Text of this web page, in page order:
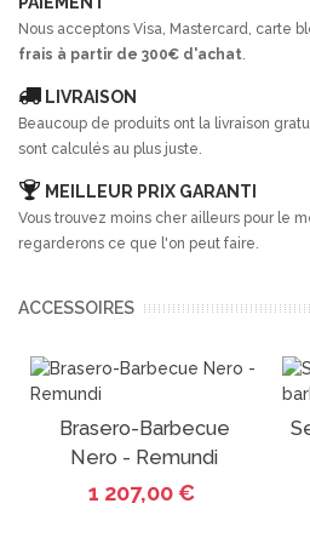
Nous acceptons Visa, Mastercard, carte
frais à partir de 300€ d'achat.
LIVRAISON
Beaucoup de produits ont la livraison
sont calculés au plus juste.
MEILLEUR PRIX GARANTI
Vous trouvez moins cher ailleurs pour le
regarderons ce que l'on peut faire.
ACCESSOIRES
PROMO
Brasero-Barbecue
Nero - Remundi
1 207,00 €